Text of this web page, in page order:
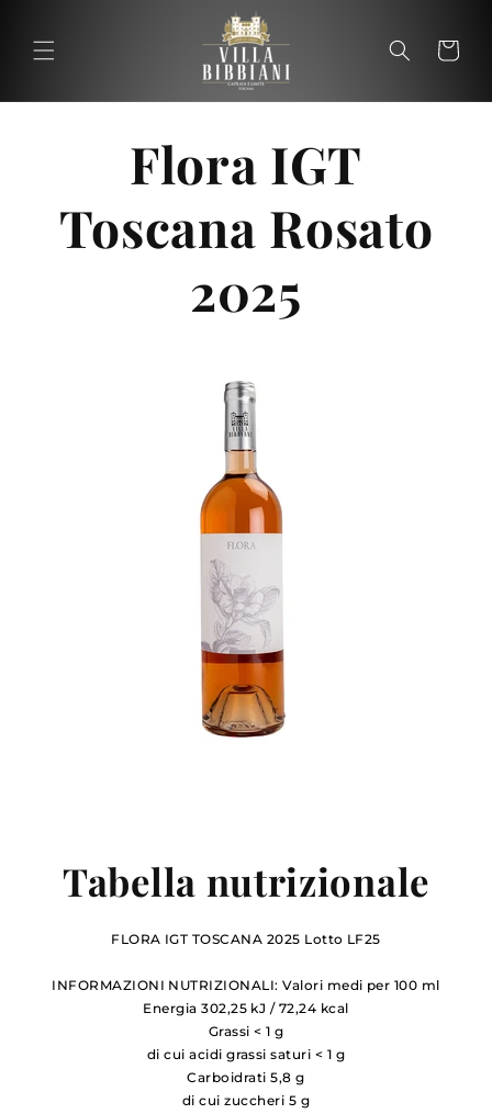
al contenido
Carrito
Flora IGT
Toscana Rosato
2025
Tabella nutrizionale
FLORA IGT TOSCANA 2025 Lotto LF25
INFORMAZIONI NUTRIZIONALI: Valori medi per 100 ml
Energia 302,25 kJ / 72,24 kcal
Grassi < 1 g
di cui acidi grassi saturi < 1 g
Carboidrati 5,8 g
di cui zuccheri 5 g